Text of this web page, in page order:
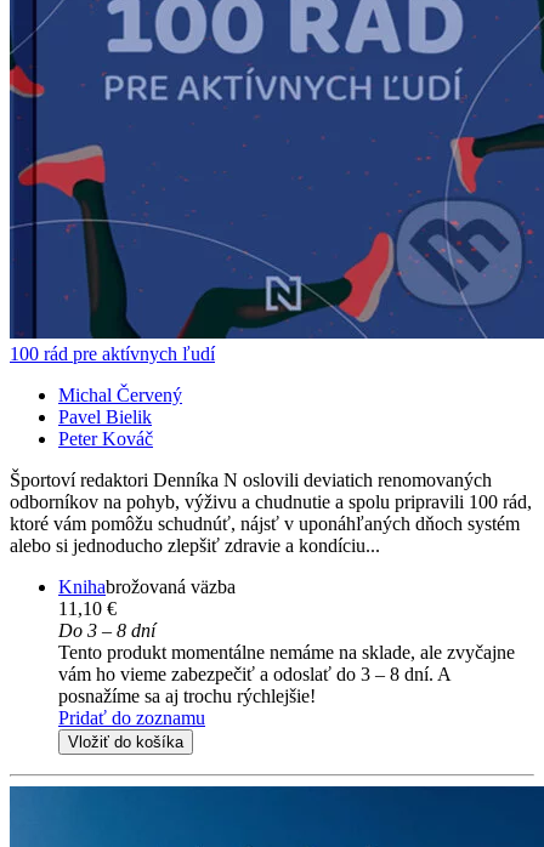
100 rád pre aktívnych ľudí
Michal Červený
Pavel Bielik
Peter Kováč
Športoví redaktori Denníka N oslovili deviatich renomovaných
odborníkov na pohyb, výživu a chudnutie a spolu pripravili 100 rád,
ktoré vám pomôžu schudnúť, nájsť v uponáhľaných dňoch systém
alebo si jednoducho zlepšiť zdravie a kondíciu...
Knihabrožovaná väzba
11,10 €
Do 3 – 8 dní
Tento produkt momentálne nemáme na sklade, ale zvyčajne
vám ho vieme zabezpečiť a odoslať do 3 – 8 dní. A
posnažíme sa aj trochu rýchlejšie!
Pridať do zoznamu
Vložiť do košíka